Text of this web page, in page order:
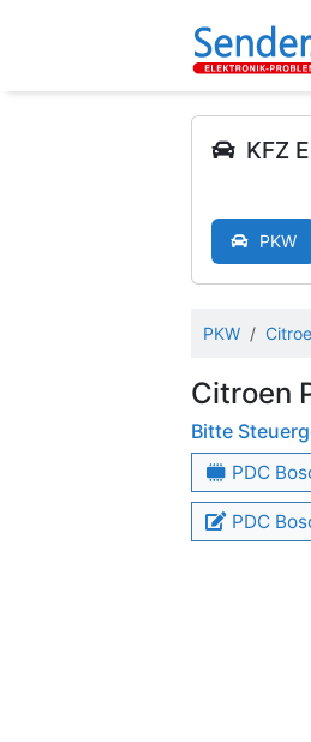
KFZ
PKW
PKW
Citroen
Bitte
PDC
PDC